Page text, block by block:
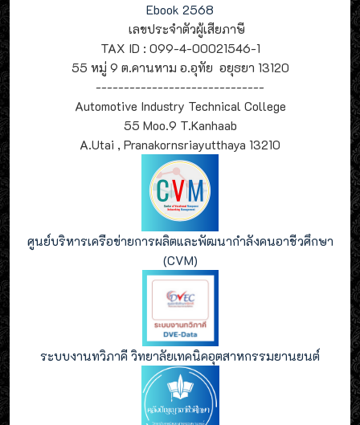
Ebook 2568
เลขประจำตัวผู้เสียภาษี
TAX ID : 099-4-00021546-1
55 หมู่ 9 ต.คานหาม อ.อุทัย อยุธยา 13120
------------------------------
Automotive Industry Technical College
55 Moo.9 T.Kanhaab
A.Utai , Pranakornsriayutthaya 13210
ศูนย์บริหารเครือข่ายการผลิตและพัฒนากำลังคนอาชีวศึกษา
(CVM)
ระบบงานทวิภาคี วิทยาลัยเทคนิคอุตสาหกรรมยานยนต์